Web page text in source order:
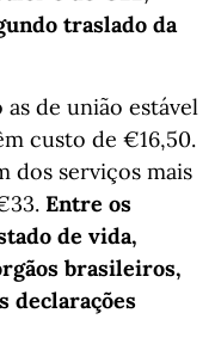
traslado da
de união estável
custo de €16,50.
dos serviços mais
Entre os
de vida,
brasileiros,
declarações